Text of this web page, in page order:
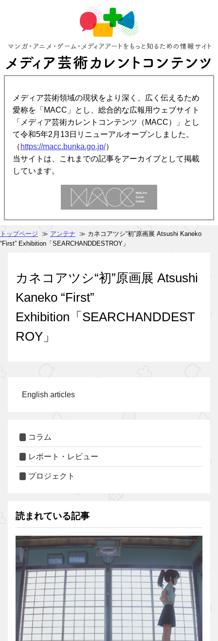
メディア芸術領域の現状をより深く、広く伝えるため
愛称を「MACC」とし、総合的な広報用ウェブサイト
「メディア芸術カレントコンテンツ（MACC）」とし
て令和5年2月13日リニューアルオープンしました。
（ https://macc.bunka.go.jp/）
当サイトは、これまでの記事をアーカイブとして掲載
しています。
トップページ ≫ アンテナ ≫ カネコアツシ“初”原画展 Atsushi Kaneko
“First” Exhibition「SEARCHANDDESTROY」
カネコアツシ“初”原画展 Atsushi
Kaneko “First”
Exhibition「SEARCHANDDEST
ROY」
English articles
コラム
レポート・レビュー
プロジェクト
読まれている記事